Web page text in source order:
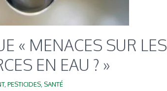
« MENACES SUR LES
EN EAU ? »
, PESTICIDES SANTÉ